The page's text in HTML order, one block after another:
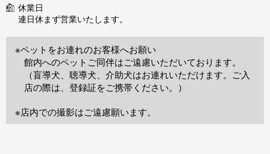
休業日
連日休まず営業いたします。
※ペットをお連れのお客様へお願い
館内へのペットご同伴はご遠慮いただいております。
（盲導犬、聴導犬、介助犬はお連れいただけます。ご入
店の際は、登録証をご携帯ください。）
※店内での撮影はご遠慮願います。